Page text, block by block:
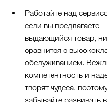
Работайте над
если вы предлагаете
выдающийся товар,
сравнится с
обслуживанием.
компетентность и
творят чудеса,
забывайте развивать